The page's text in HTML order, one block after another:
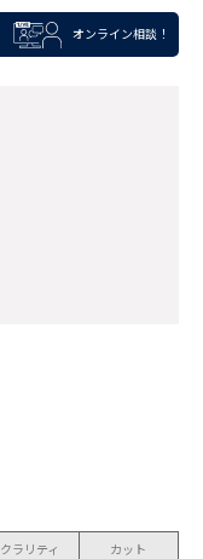
オンライン相談！
クラリティ カット